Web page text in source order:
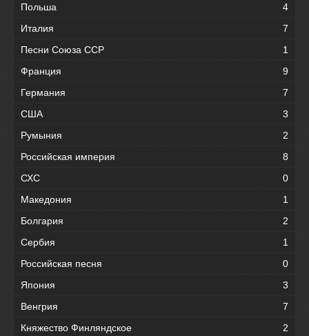
Польша
4
Италия
7
Песни Союза ССР
1
Франция
9
Германия
7
США
3
Румыния
2
Российская империя
8
СХС
0
Македония
1
Болгария
2
Сербия
1
Российская песня
0
Япония
3
Венгрия
7
Княжество Финляндское
2